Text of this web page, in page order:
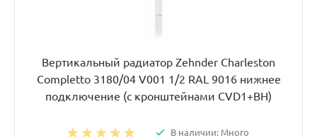
Вертикальный радиатор Zehnder Charleston
Completto 3180/04 V001 1/2 RAL 9016 нижнее
подключение (с кронштейнами CVD1+BH)
В наличии: Много